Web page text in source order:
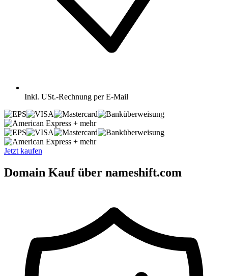
Inkl. USt.-Rechnung per E-Mail
+ mehr
+ mehr
Jetzt kaufen
Domain Kauf über nameshift.com